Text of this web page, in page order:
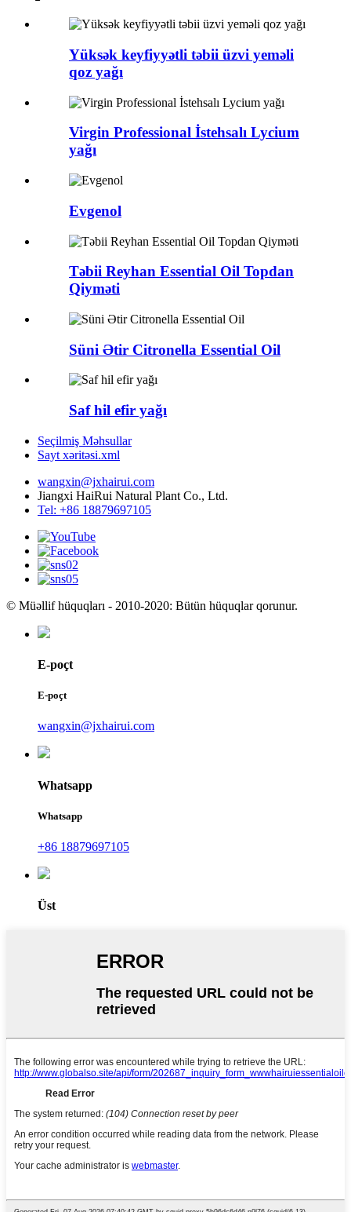
Yüksək keyfiyyətli təbii üzvi yeməli
qoz yağı
Virgin Professional İstehsalı Lycium
yağı
Evgenol
Təbii Reyhan Essential Oil Topdan
Qiyməti
Süni Ətir Citronella Essential Oil
Saf hil efir yağı
Seçilmiş Məhsullar
Sayt xəritəsi.xml
wangxin@jxhairui.com
Jiangxi HaiRui Natural Plant Co., Ltd.
Tel: +86 18879697105
© Müəllif hüquqları - 2010-2020: Bütün hüquqlar qorunur.
E-poçt
E-poçt
wangxin@jxhairui.com
Whatsapp
Whatsapp
+86 18879697105
Üst